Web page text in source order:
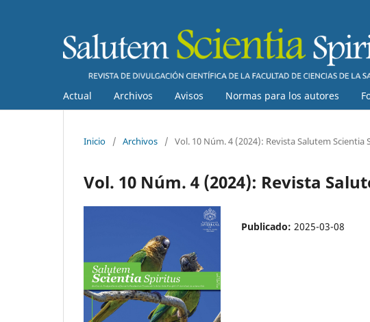
Actual Archivos Avisos Normas para los autores
Inicio / Archivos / Vol. 10 Núm. 4 (2024): Revista Salutem Scientia
Vol. 10 Núm. 4 (2024): Revista
Publicado: 2025-03-08